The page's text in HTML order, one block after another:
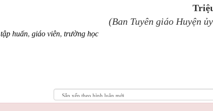
(Ban Tuyên giáo Huyện
tập huấn, giáo viên, trường học